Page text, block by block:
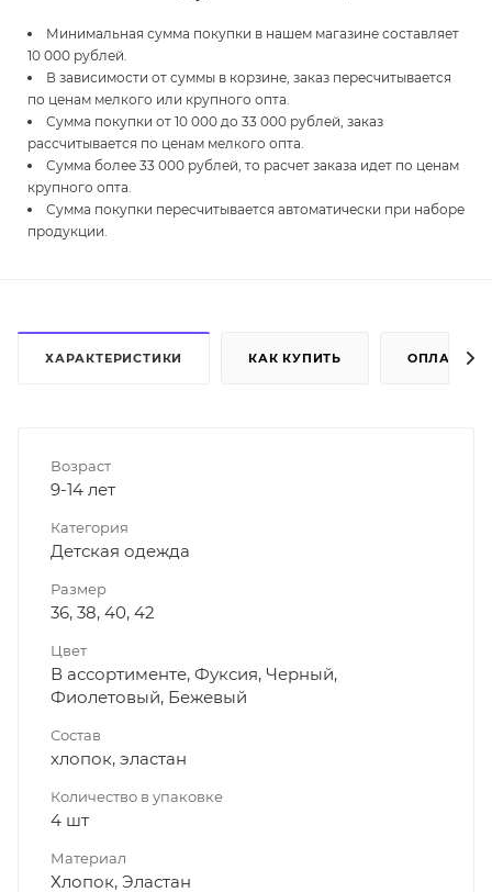
Минимальная сумма покупки в нашем магазине составляет
10 000 рублей.
В зависимости от суммы в корзине, заказ пересчитывается
по ценам мелкого или крупного опта.
Сумма покупки от 10 000 до 33 000 рублей, заказ
рассчитывается по ценам мелкого опта.
Сумма более 33 000 рублей, то расчет заказа идет по ценам
крупного опта.
Сумма покупки пересчитывается автоматически при наборе
продукции.
ХАРАКТЕРИСТИКИ КАК КУПИТЬ ОПЛАТА
Возраст
9-14 лет
Категория
Детская одежда
Размер
36, 38, 40, 42
Цвет
В ассортименте, Фуксия, Черный,
Фиолетовый, Бежевый
Состав
хлопок, эластан
Количество в упаковке
4 шт
Материал
Хлопок, Эластан